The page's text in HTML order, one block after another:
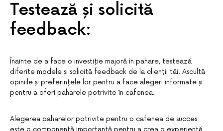
Testează și solicită
feedback:
Înainte de a face o investiție majoră în pahare, testează
diferite modele și solicită feedback de la clienții tăi. Ascultă
opiniile și preferințele lor pentru a face alegeri informate și
pentru a oferi paharele potrivite în cafenea.
Alegerea paharelor potrivite pentru o cafenea de succes
este o componentă importantă pentru a crea o experiență